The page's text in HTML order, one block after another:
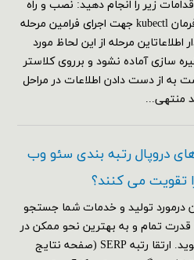
زیر را انجام دهید: نصب و راه
اندازی کلاستر کوبرنیت نصب فرمان kubectl جهت اجرای فرامین مرحله
مرحله از این لحاظ مورد
سازی آماده نشود و برروی کلاستر
از دست دادن اطلاعات در مراحل
منتهی...
دروپال رتبه بندی سئو وب
تقویت می کنند؟
درمورد تولید و خدمات شما جستجو
تمام و به بهترین نحو ممکن در
موتور های جستجو ظاهر شوید. ارتقا رتبه SERP (صفحه نتایج